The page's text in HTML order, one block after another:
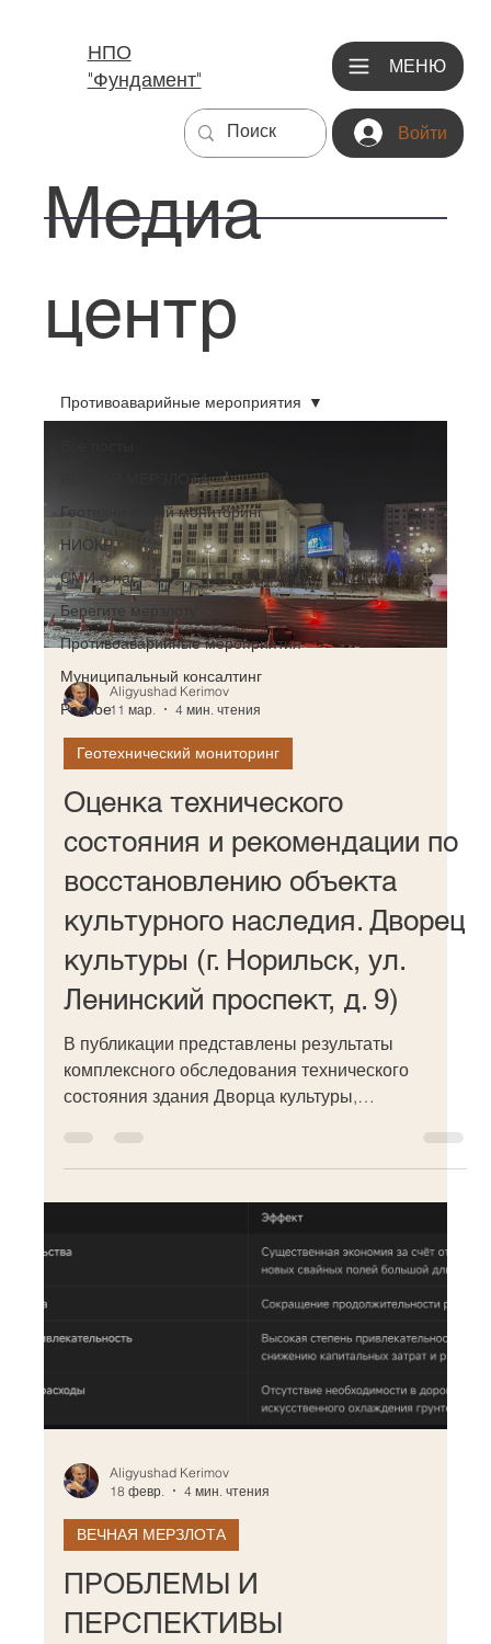
МЕНЮ
Войти
НПО
"Фундамент"
Медиа
центр
ВЕЧНАЯ МЕРЗЛОТА
Геотехнический мониторинг
НИОКР
СМИ о нас
Берегите мерзлоту
Противоаварийные мероприятия
Муниципальный консалтинг
Разное
Противоаварийные мероприятия
Aligyushad Kerimov
11 мар.
4 мин. чтения
Геотехнический мониторинг
Оценка технического
состояния и рекомендации по
восстановлению объекта
культурного наследия. Дворец
культуры (г. Норильск, ул.
Ленинский проспект, д. 9)
В публикации представлены результаты
комплексного обследования технического
состояния здания Дворца культуры,
значения и объектом культурного наследия, что
накладывает особые требования к подходам к
его реставрации и ремонту. Проведенные
инженерно-геологические и геофизические
исследования выявили значительные
деформации несущих конструкций здания,
обусловленные оттаиванием
Aligyushad Kerimov
18 февр.
4 мин. чтения
ВЕЧНАЯ МЕРЗЛОТА
ПРОБЛЕМЫ И
ПЕРСПЕКТИВЫ